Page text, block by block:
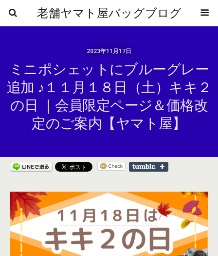
老舗ヤマト屋バッグブログ
2023年11月17日
ミニポシェットにブルーグレー
追加 ♪１１月１８日（土）キキ２
の日 ｜会員限定ページ＆価格改
定のご案内【ヤマト屋】